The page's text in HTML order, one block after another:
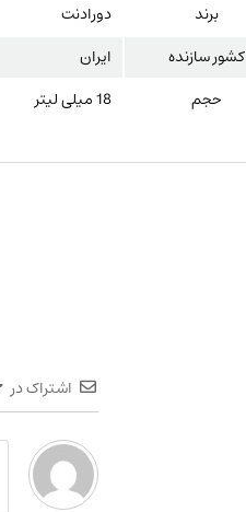
برند
دورادنت
کشور سازنده
ایران
حجم
18 میلی لیتر
اشتراک در